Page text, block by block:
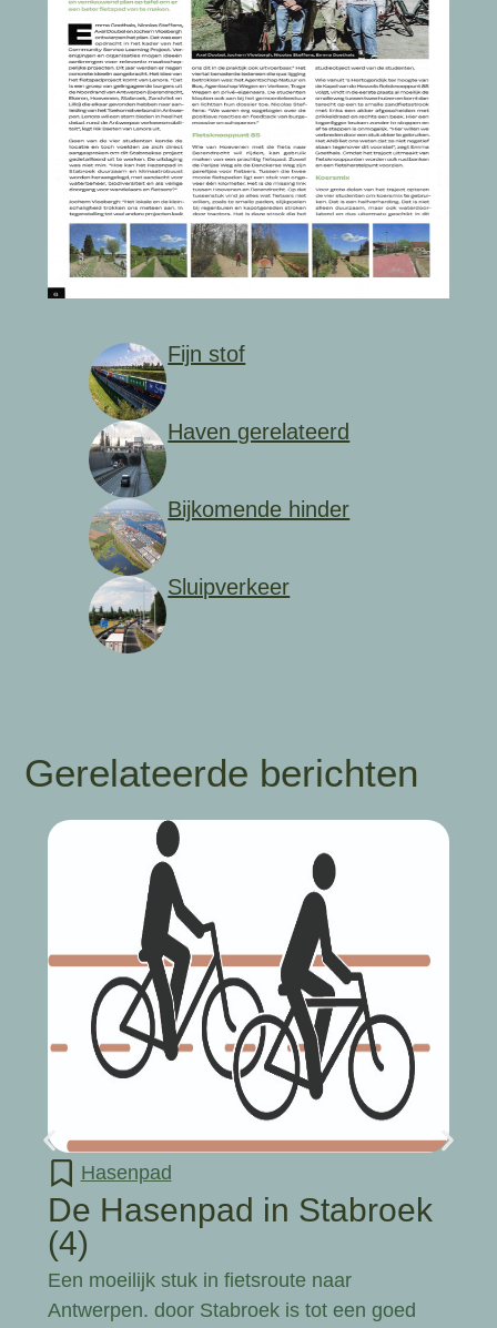
Fijn stof
Haven gerelateerd
Bijkomende hinder
Sluipverkeer
Gerelateerde berichten
Hasenpad
De Hasenpad in Stabroek
(4)
Een moeilijk stuk in fietsroute naar
Antwerpen. door Stabroek is tot een goed